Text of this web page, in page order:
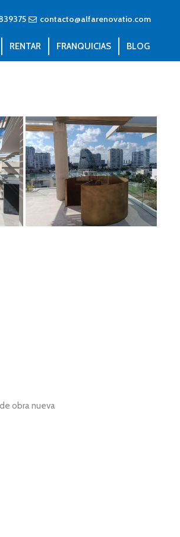
contacto@alfarenovatio.com
RENTAR FRANQUICIAS BLOG
obra nueva